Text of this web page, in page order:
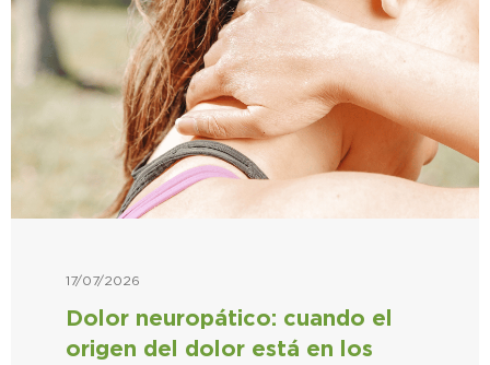
Dolor neuropático: cuando el
origen del dolor está en los
17/07/2026